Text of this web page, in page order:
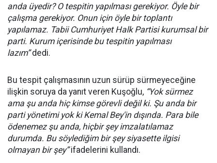
anda üyedir? O tespitin yapılması gerekiyor. Öyle bir
çalışma gerekiyor. Onun için öyle bir toplantı
yapılamaz. Tabii Cumhuriyet Halk Partisi kurumsal bir
parti. Kurum içerisinde bu tespitin yapılması
lazım”dedi.
Bu tespit çalışmasının uzun sürüp sürmeyeceğine
ilişkin soruya da yanıt veren Kuşoğlu, “Yok sürmez
ama şu anda hiç kimse görevli değil ki. Şu anda bir
parti yönetimi yok ki Kemal Bey'in dışında. Para bile
ödenemez şu anda, hiçbir şey imzalatılamaz
durumda. Bu söylediğim bir şey siyasette ilgisi
olmayan bir şey”ifadelerini kullandı.